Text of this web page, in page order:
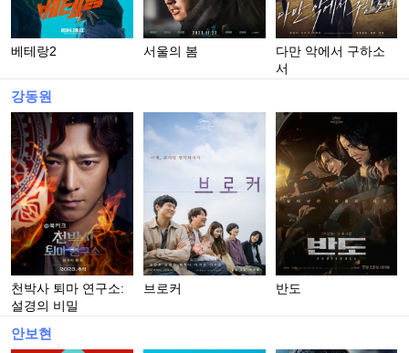
베테랑2 서울의 봄
다만 악에서 구하소
서
강동원
천박사 퇴마 연구소:
설경의 비밀
브로커 반도
안보현